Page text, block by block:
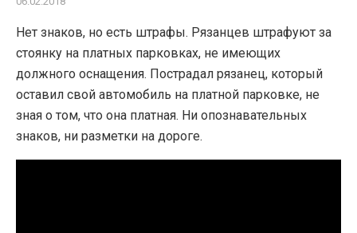
Нет знаков, но есть штрафы. Рязанцев штрафуют за
стоянку на платных парковках, не имеющих
должного оснащения. Пострадал рязанец, который
оставил свой автомобиль на платной парковке, не
зная о том, что она платная. Ни опознавательных
знаков, ни разметки на дороге.